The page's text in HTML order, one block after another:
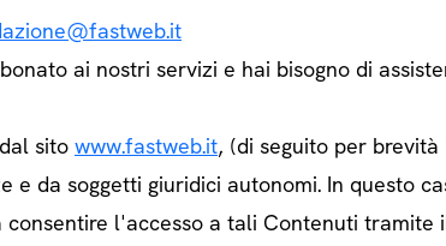
ai nostri servizi e hai bisogno di
sito www.fastweb.it, (di seguito per
da soggetti giuridici autonomi. In questo
consentire l'accesso a tali Contenuti tramite